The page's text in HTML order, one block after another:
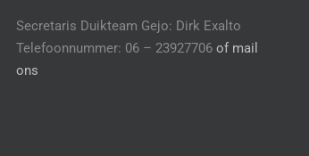
Secretaris Duikteam Gejo: Dirk Exalto
Telefoonnummer: 06 – 23927706 of mail
ons